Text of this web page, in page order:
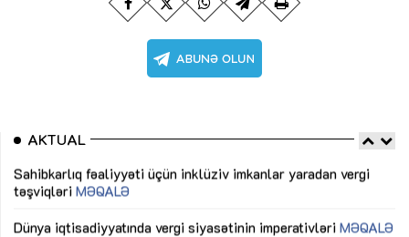
AKTUAL
Sahibkarlıq fəaliyyəti üçün inklüziv imkanlar yaradan vergi
təşviqləri MƏQALƏ
Dünya iqtisadiyyatında vergi siyasətinin imperativləri MƏQALƏ